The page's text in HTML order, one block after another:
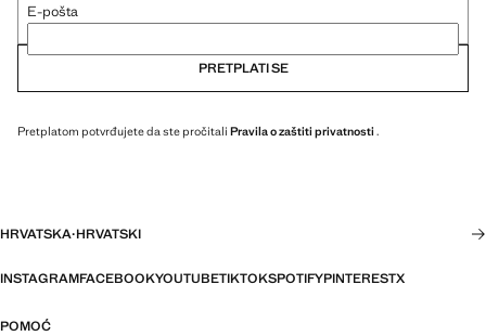
E-pošta
PRETPLATI SE
Pretplatom potvrđujete da ste pročitali Pravila o zaštiti privatnosti .
HRVATSKA·HRVATSKI
INSTAGRAMFACEBOOKYOUTUBETIKTOKSPOTIFYPINTERESTX
POMOĆ